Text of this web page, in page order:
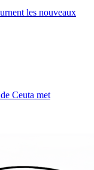
les nouveaux
Ceuta met